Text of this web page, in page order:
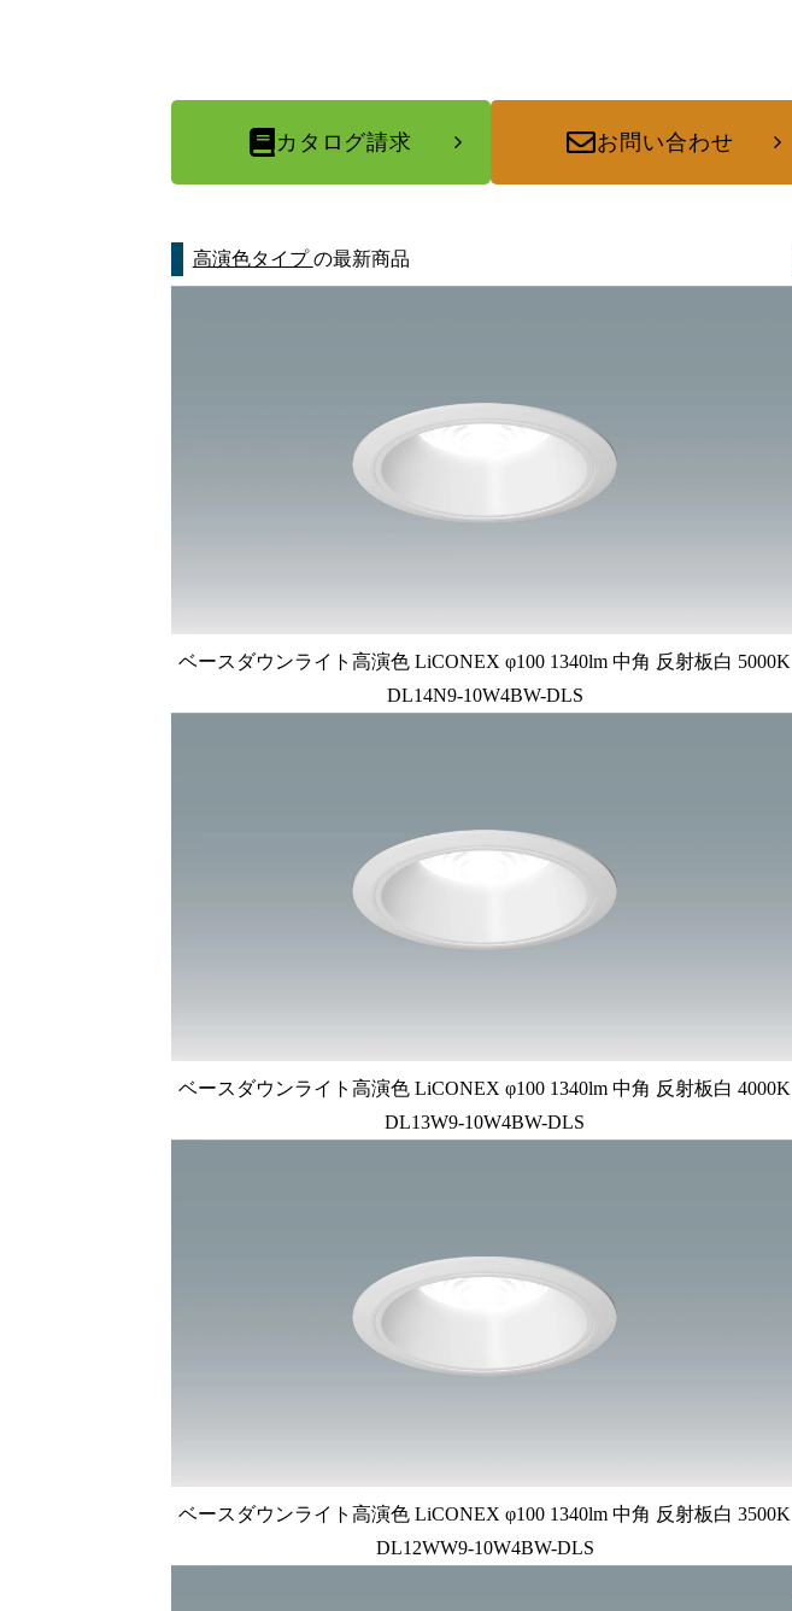
カタログ請求 お問い合わせ
高演色タイプの最新商品
ベースダウンライト高演色 LiCONEX φ100 1340lm 中角 反射板白 5000K
DL14N9-10W4BW-DLS
ベースダウンライト高演色 LiCONEX φ100 1340lm 中角 反射板白 4000K
DL13W9-10W4BW-DLS
ベースダウンライト高演色 LiCONEX φ100 1340lm 中角 反射板白 3500K
DL12WW9-10W4BW-DLS